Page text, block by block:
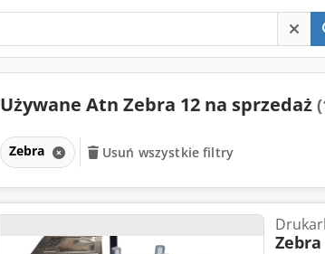
Używane Atn Zebra 12 na sprzedaż
Zebra Usuń wszystkie filtry
Zebra